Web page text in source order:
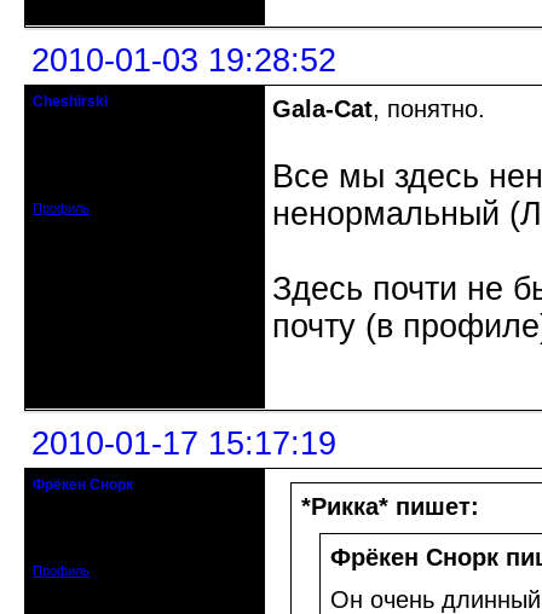
2010-01-03 19:28:52
Cheshirski
Профиль
Gala-Cat, понятно.
Все мы здесь
ненормальный
Здесь почти не
почту (в
2010-01-17 15:17:19
Фрёкен Снорк
Профиль
*Рикка* пишет:
Фрёкен Снорк
Он очень